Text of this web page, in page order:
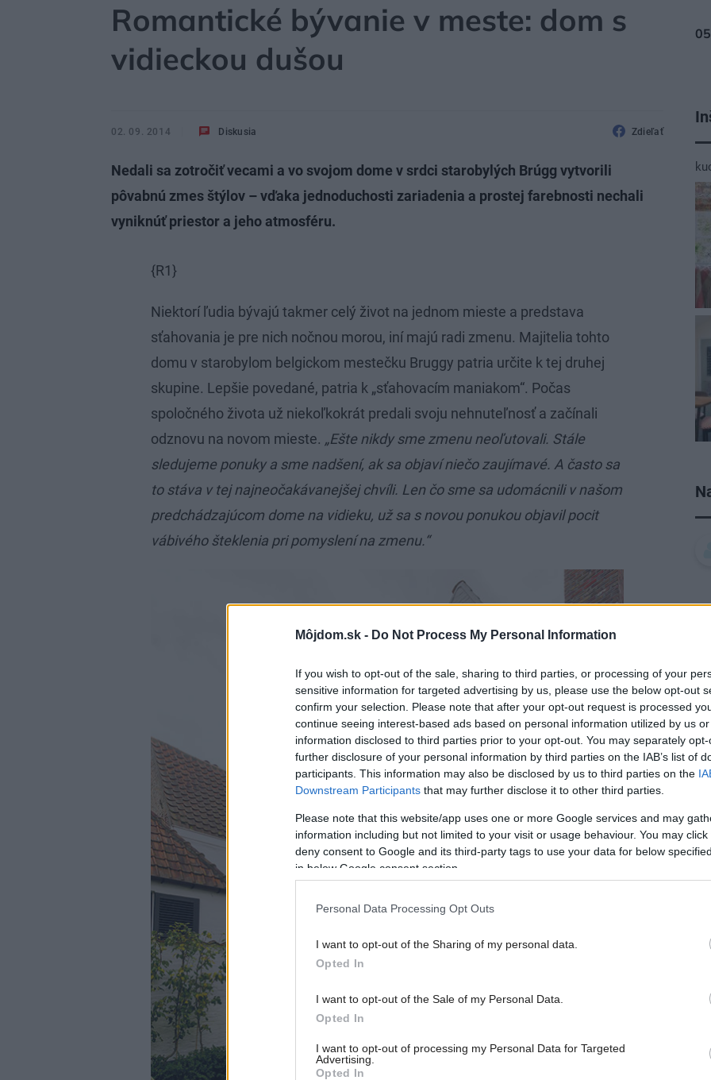
Môjdom.sk - Do Not Process My Personal Information
If you wish to opt-out of the sale, sharing to third parties, or processing of your
sensitive information for targeted advertising by us, please use the below opt-out
confirm your selection. Please note that after your opt-out request is processed
continue seeing interest-based ads based on personal information utilized by us
information disclosed to third parties prior to your opt-out. You may separately
further disclosure of your personal information by third parties on the IAB’s list of
participants. This information may also be disclosed by us to third parties on the
Downstream Participants that may further disclose it to other third parties.
Please note that this website/app uses one or more Google services and may
information including but not limited to your visit or usage behaviour. You may
deny consent to Google and its third-party tags to use your data for below
in below Google consent section.
Personal Data Processing Opt Outs
I want to opt-out of the Sharing of my personal data.
Opted In
I want to opt-out of the Sale of my Personal Data.
Opted In
I want to opt-out of processing my Personal Data for Targeted
Advertising.
Opted In
Romantické bývanie v meste: dom s
vidieckou dušou
02. 09. 2014 Diskusia Zdieľať
Nedali sa zotročiť vecami a vo svojom dome v srdci starobylých Brúgg vytvorili
pôvabnú zmes štýlov – vďaka jednoduchosti zariadenia a prostej farebnosti nechali
vyniknúť priestor a jeho atmosféru.
{R1}
Niektorí ľudia bývajú takmer celý život na jednom mieste a predstava
sťahovania je pre nich nočnou morou, iní majú radi zmenu. Majitelia tohto
domu v starobylom belgickom mestečku Bruggy patria určite k tej druhej
skupine. Lepšie povedané, patria k „sťahovacím maniakom“. Počas
spoločného života už niekoľkokrát predali svoju nehnuteľnosť a začínali
odznovu na novom mieste. „Ešte nikdy sme zmenu neoľutovali. Stále
sledujeme ponuky a sme nadšení, ak sa objaví niečo zaujímavé. A často sa
to stáva v tej najneočakávanejšej chvíli. Len čo sme sa udomácnili v našom
predchádzajúcom dome na vidieku, už sa s novou ponukou objavil pocit
vábivého šteklenia pri pomyslení na zmenu.“